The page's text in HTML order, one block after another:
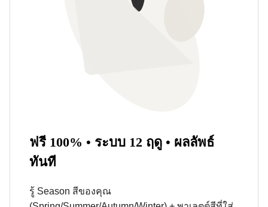
ฟรี 100% • ระบบ 12 ฤดู • ผลลัพธ์
ทันที
รู้ Season สีของคุณ